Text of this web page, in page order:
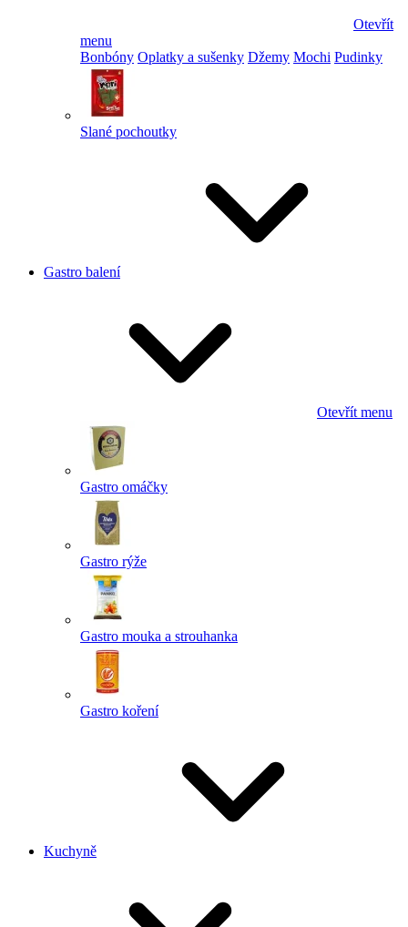
Otevřít
menu
Bonbóny Oplatky a sušenky Džemy Mochi Pudinky
Slané pochoutky
Gastro balení
Otevřít menu
Gastro omáčky
Gastro rýže
Gastro mouka a strouhanka
Gastro koření
Kuchyně